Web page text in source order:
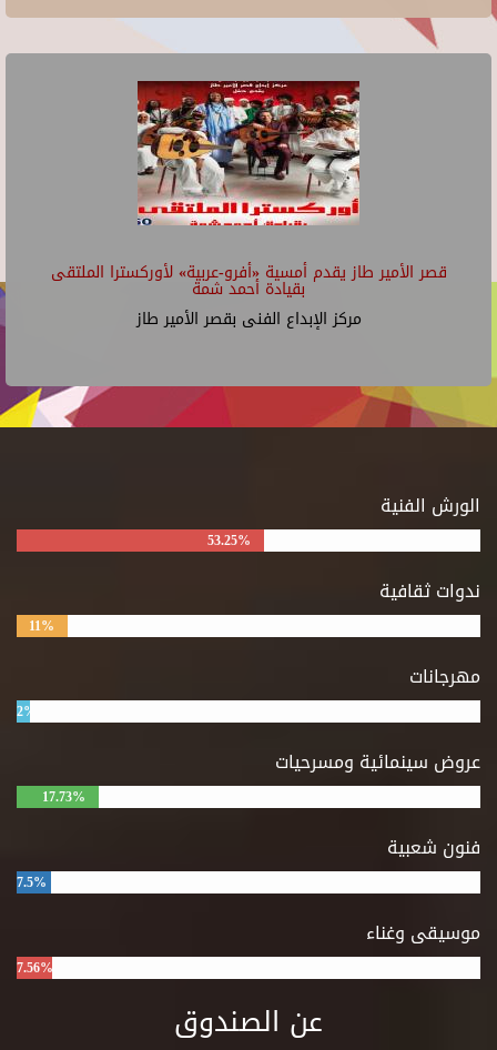
قصر الأمير طاز يقدم أمسية «أفرو-عربية» لأوركسترا الملتقى
بقيادة أحمد شمة
مركز الإبداع الفنى بقصر الأمير طاز
الورش الفنية
53.25%
ندوات ثقافية
11%
مهرجانات
2%
عروض سينمائية ومسرحيات
17.73%
فنون شعبية
7.5%
موسيقى وغناء
7.56%
عن الصندوق